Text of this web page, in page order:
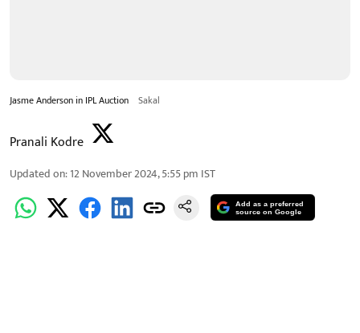
Jasme Anderson in IPL Auction Sakal
Pranali Kodre
Updated on:12 November 2024, 5:55 pm IST
Add as a preferred
source on Google